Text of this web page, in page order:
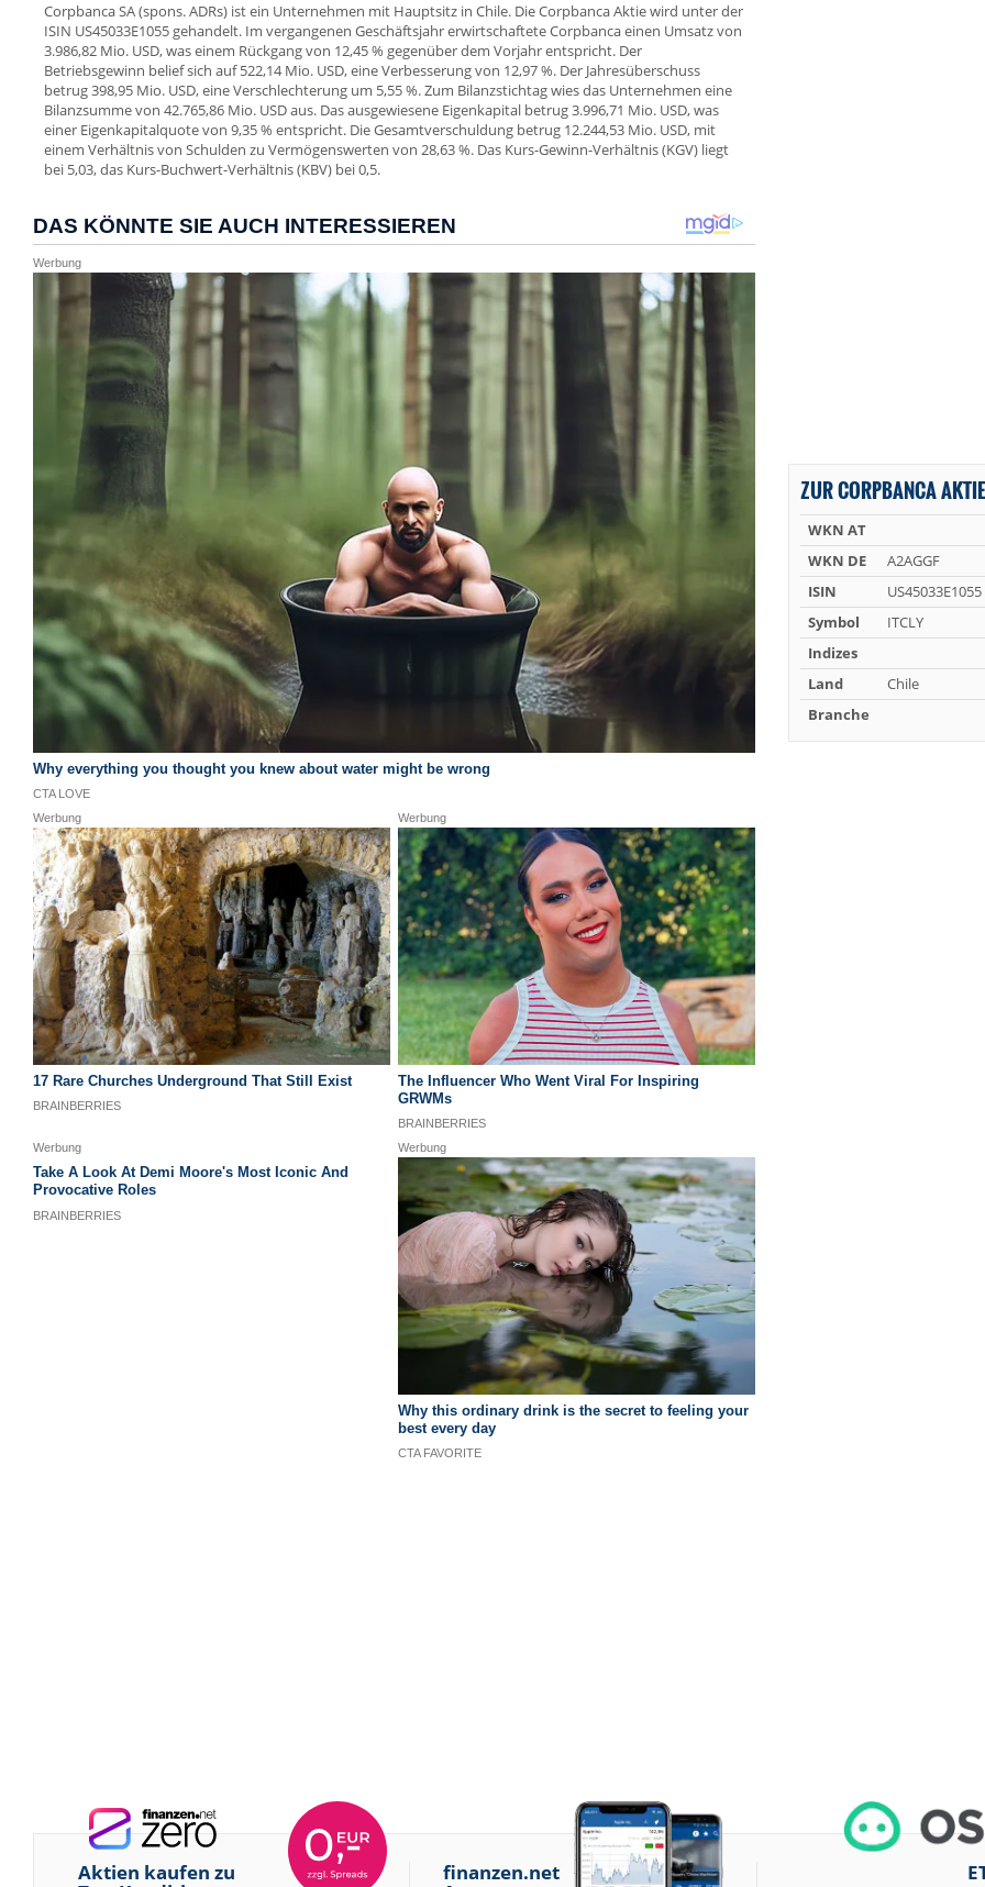
Corpbanca SA (spons. ADRs) ist ein Unternehmen mit Hauptsitz in Chile. Die Corpbanca Aktie wird unter der
ISIN US45033E1055 gehandelt. Im vergangenen Geschäftsjahr erwirtschaftete Corpbanca einen Umsatz von
3.986,82 Mio. USD, was einem Rückgang von 12,45 % gegenüber dem Vorjahr entspricht. Der
Betriebsgewinn belief sich auf 522,14 Mio. USD, eine Verbesserung von 12,97 %. Der Jahresüberschuss
betrug 398,95 Mio. USD, eine Verschlechterung um 5,55 %. Zum Bilanzstichtag wies das Unternehmen eine
Bilanzsumme von 42.765,86 Mio. USD aus. Das ausgewiesene Eigenkapital betrug 3.996,71 Mio. USD, was
einer Eigenkapitalquote von 9,35 % entspricht. Die Gesamtverschuldung betrug 12.244,53 Mio. USD, mit
einem Verhältnis von Schulden zu Vermögenswerten von 28,63 %. Das Kurs-Gewinn-Verhältnis (KGV) liegt
bei 5,03, das Kurs-Buchwert-Verhältnis (KBV) bei 0,5.
ZUR CORPBANCA AKTIE
WKN AT
WKN DE
A2AGGF
ISIN
US45033E1055
Symbol
ITCLY
Indizes
Land
Chile
Branche
Aktien kaufen zu finanzen.net